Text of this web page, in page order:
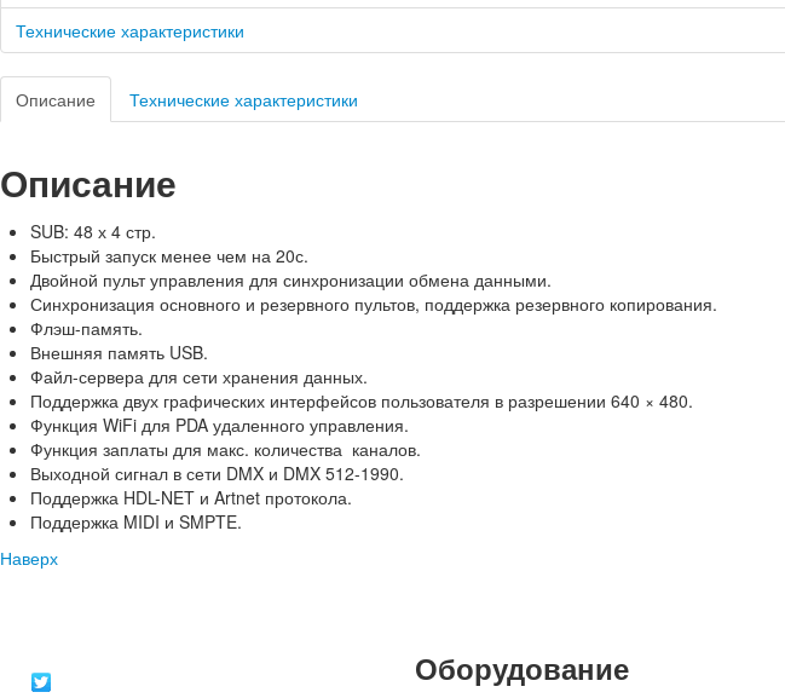
Технические характеристики
Описание Технические характеристики
Описание
SUB: 48 х 4 стр.
Быстрый запуск менее чем на 20с.
Двойной пульт управления для синхронизации обмена данными.
Синхронизация основного и резервного пультов, поддержка резервного копирования.
Флэш-память.
Внешняя память USB.
Файл-сервера для сети хранения данных.
Поддержка двух графических интерфейсов пользователя в разрешении 640 × 480.
Функция WiFi для PDA удаленного управления.
Функция заплаты для макс. количества каналов.
Выходной сигнал в сети DMX и DMX 512-1990.
Поддержка HDL-NET и Artnet протокола.
Поддержка MIDI и SMPTE.
Наверх
Оборудование